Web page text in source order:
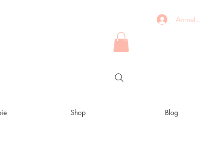
Anmelden
Shop Blog